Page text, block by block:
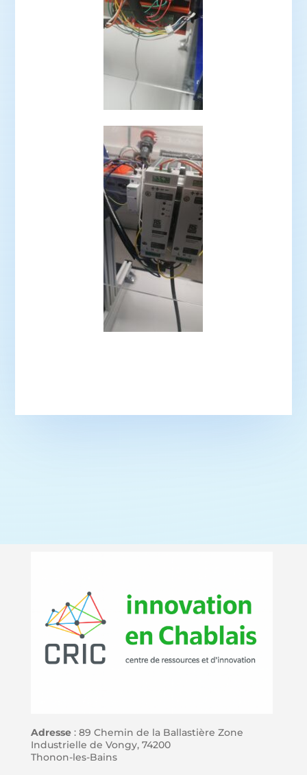
Adresse: 89 Chemin de la Ballastière Zone
Industrielle de Vongy, 74200
Thonon-les-Bains